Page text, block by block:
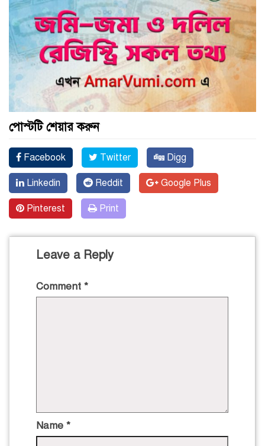
পোস্টটি শেয়ার করুন
Facebook Twitter Digg
Linkedin Reddit Google Plus
Pinterest Print
Leave a Reply
Comment *
Name *